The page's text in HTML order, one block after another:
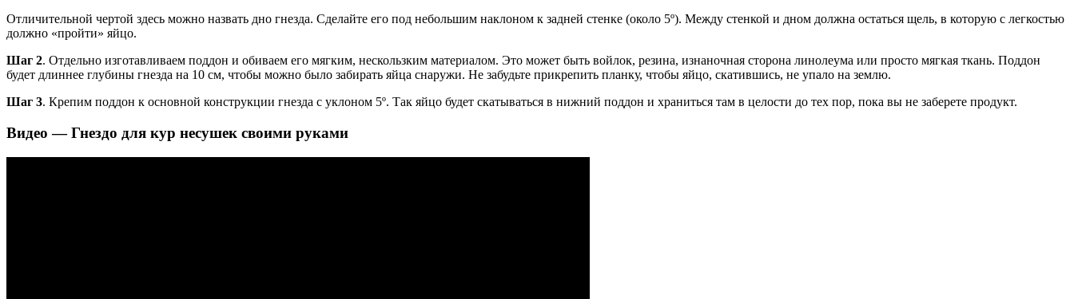
Отличительной чертой здесь можно назвать дно гнезда. Сделайте его под небольшим наклоном к задней стенке (около 5º). Между стенкой и дном должна остаться щель, в которую с легкостью
должно «пройти» яйцо.
Шаг 2. Отдельно изготавливаем поддон и обиваем его мягким, нескользким материалом. Это может быть войлок, резина, изнаночная сторона линолеума или просто мягкая ткань. Поддон
будет длиннее глубины гнезда на 10 см, чтобы можно было забирать яйца снаружи. Не забудьте прикрепить планку, чтобы яйцо, скатившись, не упало на землю.
Шаг 3. Крепим поддон к основной конструкции гнезда с уклоном 5º. Так яйцо будет скатываться в нижний поддон и храниться там в целости до тех пор, пока вы не заберете продукт.
Видео — Гнездо для кур несушек своими руками